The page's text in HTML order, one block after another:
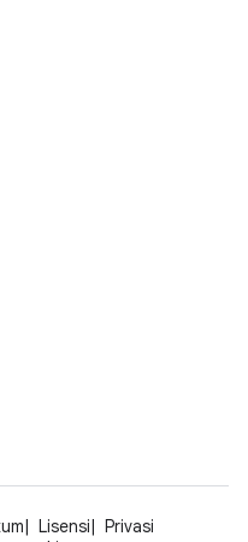
Lisensi
Privasi